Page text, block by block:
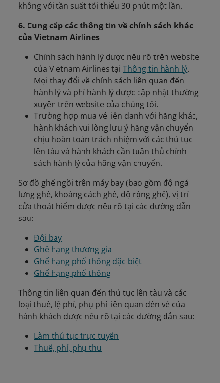
không với tần suất tối thiểu 30 phút một lần.
6. Cung cấp các thông tin về chính sách khác
của Vietnam Airlines
Chính sách hành lý được nêu rõ trên website
của Vietnam Airlines tạiThông tin hành lý.
Mọi thay đổi về chính sách liên quan đến
hành lý và phí hành lý được cập nhật thường
xuyên trên website của chúng tôi.
Trường hợp mua vé liên danh với hãng khác,
hành khách vui lòng lưu ý hãng vận chuyển
chịu hoàn toàn trách nhiệm với các thủ tục
lên tàu và hành khách cần tuân thủ chính
sách hành lý của hãng vận chuyển.
Sơ đồ ghế ngồi trên máy bay (bao gồm độ ngả
lưng ghế, khoảng cách ghế, độ rộng ghế), vị trí
cửa thoát hiểm được nêu rõ tại các đường dẫn
sau:
Đội bay
Ghế hạng thương gia
Ghế hạng phổ thông đặc biệt
Ghế hạng phổ thông
Thông tin liên quan đến thủ tục lên tàu và các
loại thuế, lệ phí, phụ phí liên quan đến vé của
hành khách được nêu rõ tại các đường dẫn sau:
Làm thủ tục trực tuyến
Thuế, phí, phụ thu